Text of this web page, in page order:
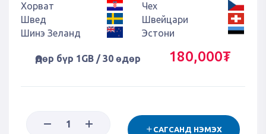
Хорват
Чех
Швед
Швейцари
Шинэ Зеланд
Эстони
Өдөр бүр 1GB / 30 өдөр 180,000₮
САГСАНД НЭМЭХ